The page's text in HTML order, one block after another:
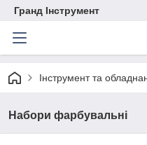
Гранд Інструмент
Інструмент та
Набори фарбувальні